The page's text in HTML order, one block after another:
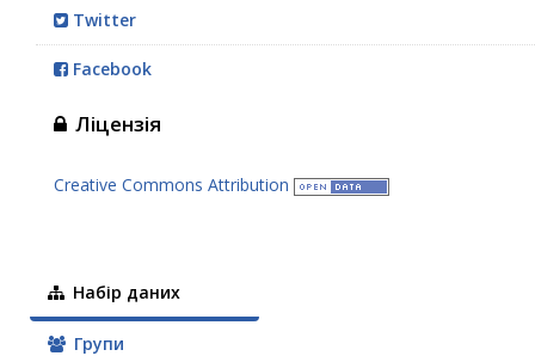
Twitter
Facebook
Ліцензія
Creative Commons Attribution
Набір даних
Групи